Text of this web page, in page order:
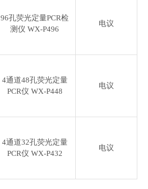
96孔荧光定量PCR检
测仪 WX-P496
电议
4通道48孔荧光定量
PCR仪 WX-P448
电议
4通道32孔荧光定量
PCR仪 WX-P432
电议